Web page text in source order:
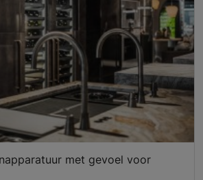
met gevoel voor